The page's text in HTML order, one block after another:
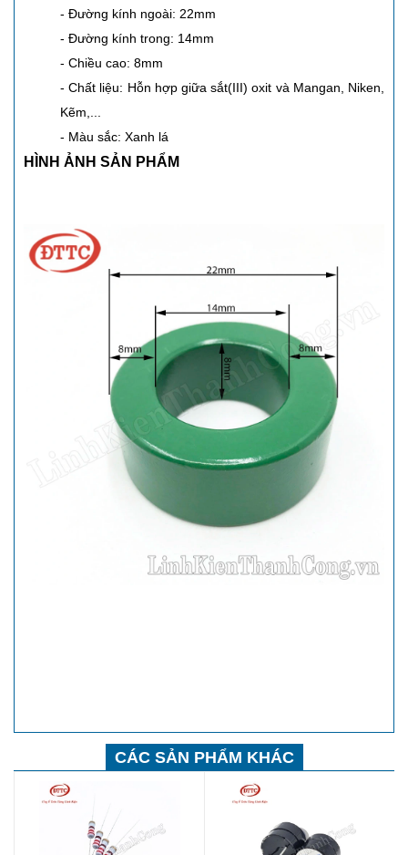
- Đường kính ngoài: 22mm
- Đường kính trong: 14mm
- Chiều cao: 8mm
- Chất liệu: Hỗn hợp giữa sắt(III) oxit và Mangan, Niken,
Kẽm,...
- Màu sắc: Xanh lá
HÌNH ẢNH SẢN PHẨM
CÁC SẢN PHẨM KHÁC